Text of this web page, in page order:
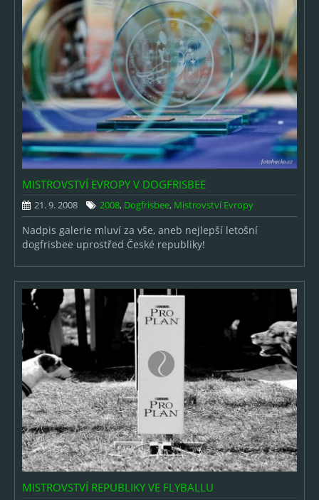
MISTROVSTVÍ EVROPY V DOGFRISBEE
21. 9. 2008 2008, Dogfrisbee, Mistrovství Evropy
Nadpis galerie mluví za vše, aneb nejlepší letošní
dogfrisbee uprostřed České republiky!
MISTROVSTVÍ REPUBLIKY VE FLYBALLU